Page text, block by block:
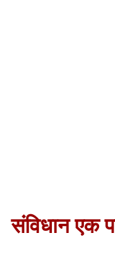
संविधान एक